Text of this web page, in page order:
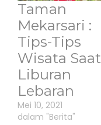
Taman
Mekarsari :
Tips-Tips
Wisata Saat
Liburan
Lebaran
Mei 10, 2021
dalam "Berita"